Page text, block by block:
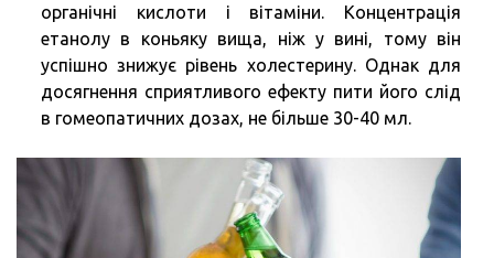
органічні кислоти і вітаміни. Концентрація
етанолу в коньяку вища, ніж у вині, тому він
успішно знижує рівень холестерину. Однак для
досягнення сприятливого ефекту пити його слід
в гомеопатичних дозах, не більше 30-40 мл.